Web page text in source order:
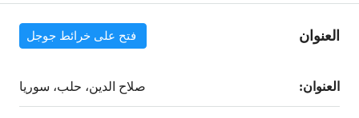
العنوان فتح على خرائط جوجل
العنوان: صلاح الدين، حلب، سوريا